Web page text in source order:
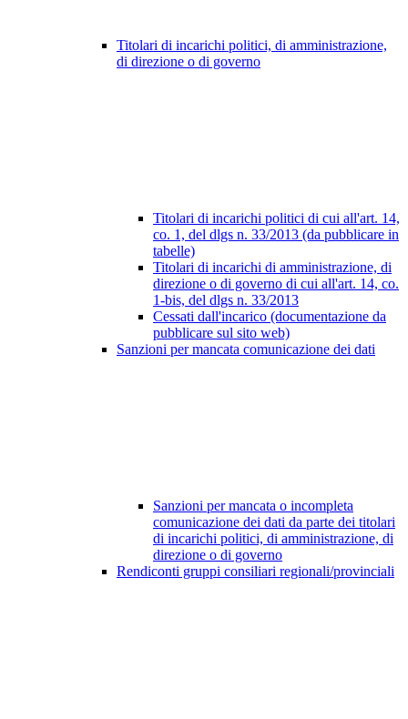
Titolari di incarichi politici, di amministrazione,
di direzione o di governo
Titolari di incarichi politici di cui all'art. 14,
co. 1, del dlgs n. 33/2013 (da pubblicare in
tabelle)
Titolari di incarichi di amministrazione, di
direzione o di governo di cui all'art. 14, co.
1-bis, del dlgs n. 33/2013
Cessati dall'incarico (documentazione da
pubblicare sul sito web)
Sanzioni per mancata comunicazione dei dati
Sanzioni per mancata o incompleta
comunicazione dei dati da parte dei titolari
di incarichi politici, di amministrazione, di
direzione o di governo
Rendiconti gruppi consiliari regionali/provinciali